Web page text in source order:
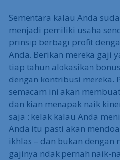
Sementara kalau Anda
menjadi pemiliki usaha
prinsip berbagi profit
Anda. Berikan mereka gaji
tiap tahun alokasikan
dengan kontribusi mereka.
semacam ini akan
dan kian menapak naik
saja : kelak kalau Anda
Anda itu pasti akan
ikhlas – dan bukan dengan
gajinya ndak pernah naik-